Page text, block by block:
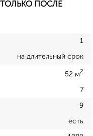
ПОСЛЕ
1
на длительный срок
52 м2
7
9
есть